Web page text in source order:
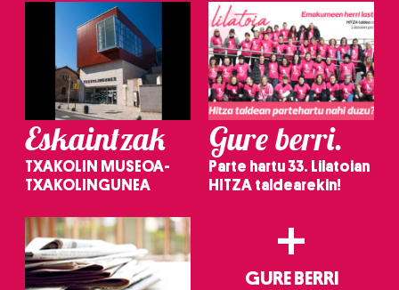
Eskaintzak
TXAKOLIN MUSEOA-
TXAKOLINGUNEA
Gure berri.
Parte hartu 33. Lilatoian
HITZA taldearekin!
+
GURE BERRI